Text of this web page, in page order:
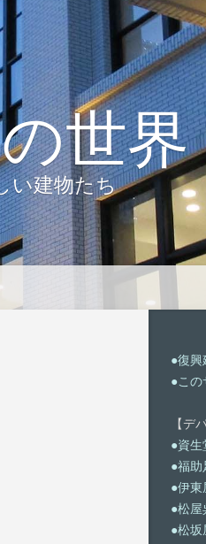
世界
い建物たち
●復興
●この
【デ
●資生
●福助
●伊東
●松屋
●松坂